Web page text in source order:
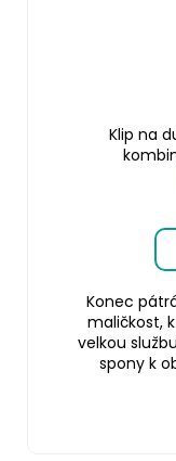
Klip na
Konec
maličkost,
velkou
spony k